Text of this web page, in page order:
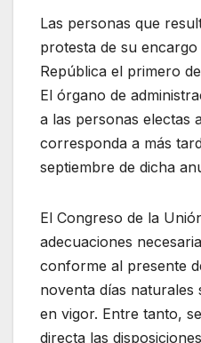
Las personas que
protesta de su
República el primero
El órgano de
a las personas electas
corresponda a más
septiembre de dicha
El Congreso de la
adecuaciones
conforme al presente
noventa días naturales
en vigor. Entre tanto,
directa las